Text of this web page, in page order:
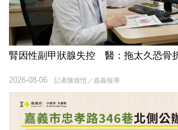
腎因性副甲狀腺失控 醫：拖太久恐骨
記者陳致愷／嘉義報導
2026-08-06